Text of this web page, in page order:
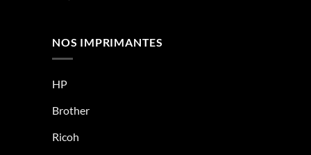
NOS IMPRIMANTES
HP
Brother
Ricoh